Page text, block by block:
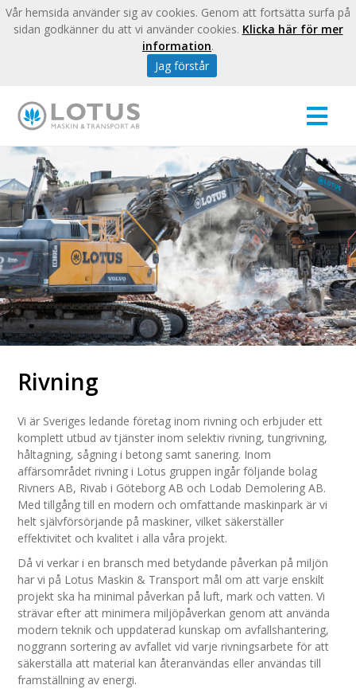
Rivning
Vi är Sveriges ledande företag inom rivning och erbjuder ett
komplett utbud av tjänster inom selektiv rivning, tungrivning,
håltagning, sågning i betong samt sanering. Inom
affärsområdet rivning i Lotus gruppen ingår följande bolag
Rivners AB, Rivab i Göteborg AB och Lodab Demolering AB.
Med tillgång till en modern och omfattande maskinpark är vi
helt självförsörjande på maskiner, vilket säkerställer
effektivitet och kvalitet i alla våra projekt.
Då vi verkar i en bransch med betydande påverkan på miljön
har vi på Lotus Maskin & Transport mål om att varje enskilt
projekt ska ha minimal påverkan på luft, mark och vatten. Vi
strävar efter att minimera miljöpåverkan genom att använda
modern teknik och uppdaterad kunskap om avfallshantering,
noggrann sortering av avfallet vid varje rivningsarbete för att
säkerställa att material kan återanvändas eller användas till
framställning av energi.
Vår hemsida använder sig av cookies. Genom att fortsätta surfa på
sidan godkänner du att vi använder cookies. Klicka här för mer
information.
Jag förstår